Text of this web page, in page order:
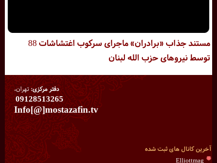
مستند جذاب «برادران» ماجرای سرکوب اغتشاشات 88
توسط نیروهای حزب الله لبنان
دفتر مرکزی:تهران،
09128513265
Info[@]mostazafin.tv
آخرین کانال های ثبت شده
Elliottmag